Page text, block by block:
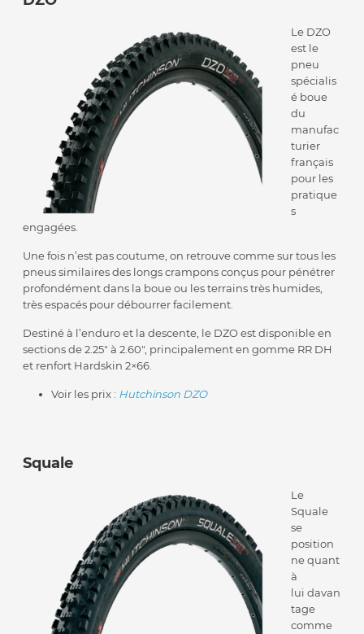
Le DZO
est le
pneu
spécialis
é boue
du
manufac
turier
français
pour les
pratique
s
engagées.
Une fois n’est pas coutume, on retrouve comme sur tous les
pneus similaires des longs crampons conçus pour pénétrer
profondément dans la boue ou les terrains très humides,
très espacés pour débourrer facilement.
Destiné à l’enduro et la descente, le DZO est disponible en
sections de 2.25″ à 2.60″, principalement en gomme RR DH
et renfort Hardskin 2×66.
Voir les prix : Hutchinson DZO
Squale
Le
Squale
se
position
ne quant
à
lui davan
tage
comme